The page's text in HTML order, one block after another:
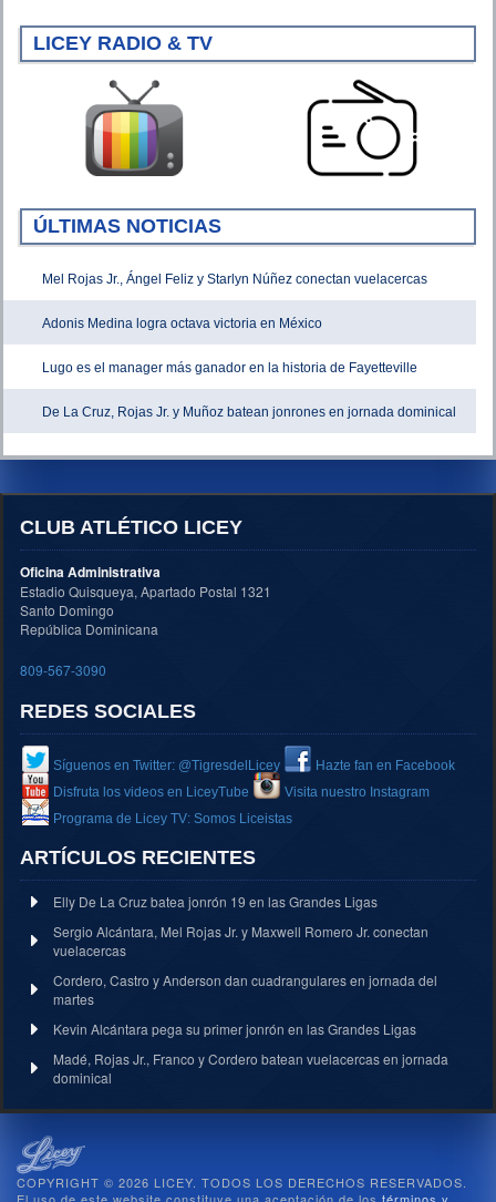
LICEY RADIO & TV
ÚLTIMAS NOTICIAS
Mel Rojas Jr., Ángel Feliz y Starlyn Núñez conectan vuelacercas
Adonis Medina logra octava victoria en México
Lugo es el manager más ganador en la historia de Fayetteville
De La Cruz, Rojas Jr. y Muñoz batean jonrones en jornada dominical
CLUB ATLÉTICO LICEY
Oficina Administrativa
Estadio Quisqueya, Apartado Postal 1321
Santo Domingo
República Dominicana
809-567-3090
REDES SOCIALES
Síguenos en Twitter: @TigresdelLicey
Hazte fan en Facebook
Disfruta los videos en LiceyTube
Visita nuestro Instagram
Programa de Licey TV: Somos Liceistas
ARTÍCULOS RECIENTES
Elly De La Cruz batea jonrón 19 en las Grandes Ligas
Sergio Alcántara, Mel Rojas Jr. y Maxwell Romero Jr. conectan
vuelacercas
Cordero, Castro y Anderson dan cuadrangulares en jornada del
martes
Kevin Alcántara pega su primer jonrón en las Grandes Ligas
Madé, Rojas Jr., Franco y Cordero batean vuelacercas en jornada
dominical
COPYRIGHT © 2026 LICEY. TODOS LOS DERECHOS RESERVADOS.
El uso de este website constituye una aceptación de los términos y